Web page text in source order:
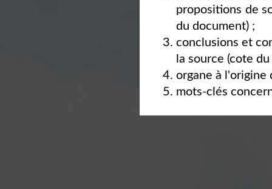
propositions de
du document) ;
conclusions et
la source (cote
organe à l'origine
mots-clés